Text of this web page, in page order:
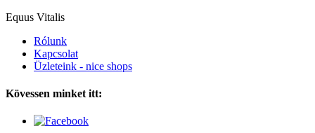
Equus Vitalis
Rólunk
Kapcsolat
Üzleteink - nice shops
Kövessen minket itt: